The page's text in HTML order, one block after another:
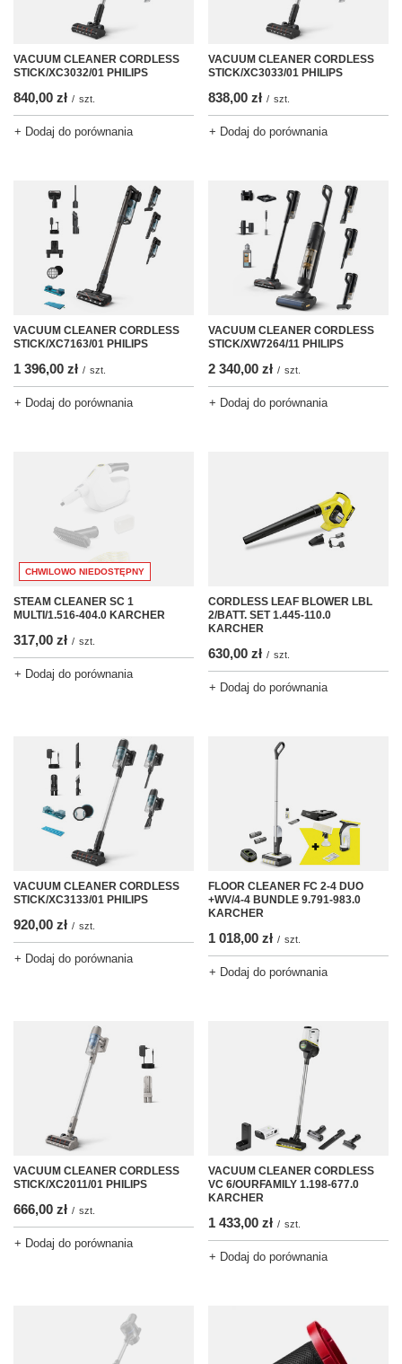
VACUUM CLEANER CORDLESS
STICK/XC3032/01 PHILIPS
840,00 zł / szt.
+ Dodaj do porównania
VACUUM CLEANER CORDLESS
STICK/XC3033/01 PHILIPS
838,00 zł / szt.
+ Dodaj do porównania
VACUUM CLEANER CORDLESS
STICK/XC7163/01 PHILIPS
1 396,00 zł / szt.
+ Dodaj do porównania
VACUUM CLEANER CORDLESS
STICK/XW7264/11 PHILIPS
2 340,00 zł / szt.
+ Dodaj do porównania
CHWILOWO NIEDOSTĘPNY
STEAM CLEANER SC 1
MULTI/1.516-404.0 KARCHER
317,00 zł / szt.
+ Dodaj do porównania
CORDLESS LEAF BLOWER LBL
2/BATT. SET 1.445-110.0
KARCHER
630,00 zł / szt.
+ Dodaj do porównania
VACUUM CLEANER CORDLESS
STICK/XC3133/01 PHILIPS
920,00 zł / szt.
+ Dodaj do porównania
FLOOR CLEANER FC 2-4 DUO
+WV/4-4 BUNDLE 9.791-983.0
KARCHER
1 018,00 zł / szt.
+ Dodaj do porównania
VACUUM CLEANER CORDLESS
STICK/XC2011/01 PHILIPS
666,00 zł / szt.
+ Dodaj do porównania
VACUUM CLEANER CORDLESS
VC 6/OURFAMILY 1.198-677.0
KARCHER
1 433,00 zł / szt.
+ Dodaj do porównania